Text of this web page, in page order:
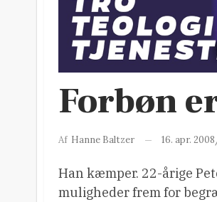
Forbøn
Af Hanne Baltzer 16. apr.
Han kæmper. 22-årige
muligheder frem for